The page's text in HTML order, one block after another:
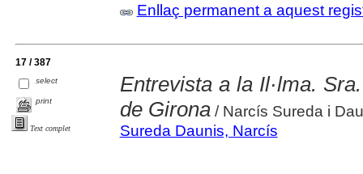
Enllaç permanent a aquest
17 / 387
select
print
Text complet
Entrevista a la Il·lma.
de Girona/ Narcís Sureda i
Sureda Daunis, Narcís